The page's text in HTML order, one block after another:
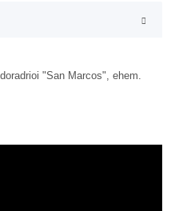
"San Marcos", ehem.